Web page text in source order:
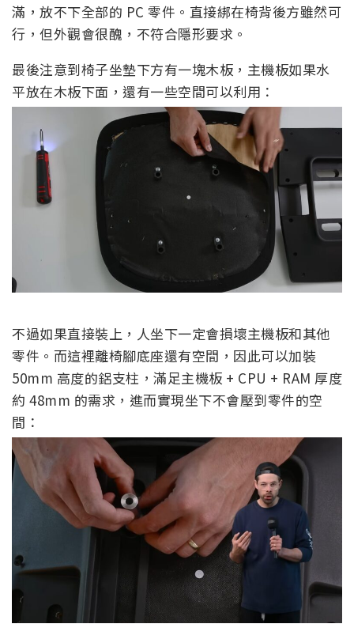
滿，放不下全部的 PC 零件。直接綁在椅背後方雖然可
行，但外觀會很醜，不符合隱形要求。
最後注意到椅子坐墊下方有一塊木板，主機板如果水
平放在木板下面，還有一些空間可以利用：
不過如果直接裝上，人坐下一定會損壞主機板和其他
零件。而這裡離椅腳底座還有空間，因此可以加裝
50mm 高度的鋁支柱，滿足主機板 + CPU + RAM 厚度
約 48mm 的需求，進而實現坐下不會壓到零件的空
間：